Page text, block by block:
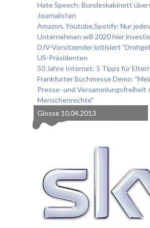
Hate Speech: Bundeskabinett
Journalisten
Amazon, Youtube,Spotify: Nur
Unternehmen will 2020 hier
DJV-Vorsitzender kritisiert
US-Präsidenten
50 Jahre Internet: 5 Tipps für Eltern
Frankfurter Buchmesse Demo:
Presse- und Versammlungsfreiheit
Menschenrechte"
Glosse 10.04.2013